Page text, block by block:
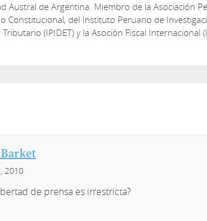
Austral de Argentina. Miembro de la Asociación
Constitucional, del Instituto Peruano de
(IPIDET) y la Asoción Fiscal Internacional
2010
de prensa es irrestricta?